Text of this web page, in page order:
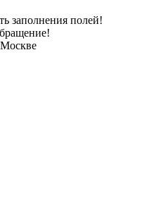
заполнения полей!